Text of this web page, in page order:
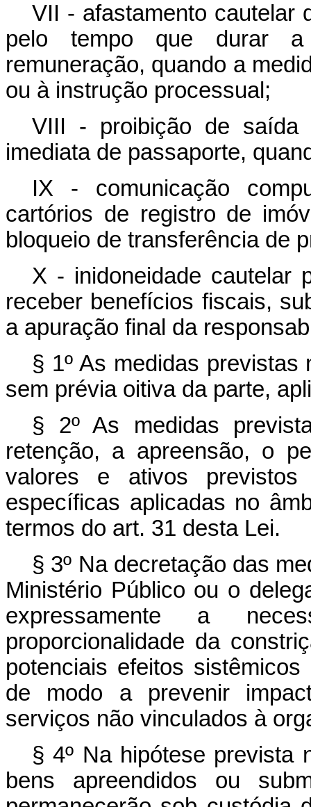
VII - afastamento cautelar
pelo tempo que durar a
remuneração, quando a
ou à instrução processual;
VIII - proibição de saída
imediata de passaporte,
IX - comunicação
cartórios de registro de
bloqueio de transferência de
X - inidoneidade cautelar
receber benefícios fiscais,
a apuração final da
§ 1º As medidas
sem prévia oitiva da parte,
§ 2º As medidas
retenção, a apreensão, o
valores e ativos
específicas aplicadas no
termos do art. 31 desta Lei.
§ 3º Na decretação das
Ministério Público ou o
expressamente a
proporcionalidade da
potenciais efeitos
de modo a prevenir
serviços não vinculados à
§ 4º Na hipótese
bens apreendidos ou